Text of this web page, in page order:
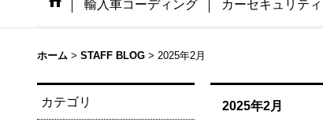
輸入車コーディング カーセキュリティ
ホーム > STAFF BLOG > 2025年2月
カテゴリ 2025年2月